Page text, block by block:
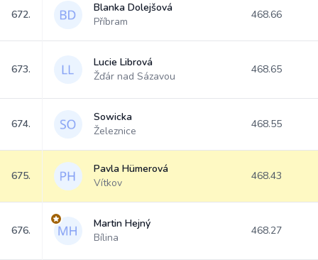
672.
Blanka Dolejšová
Příbram
468.66
673.
Lucie Librová
Žďár nad Sázavou
468.65
674.
Sowicka
Železnice
468.55
675.
Pavla Hümerová
Vítkov
468.43
676.
Martin Hejný
Bílina
468.27